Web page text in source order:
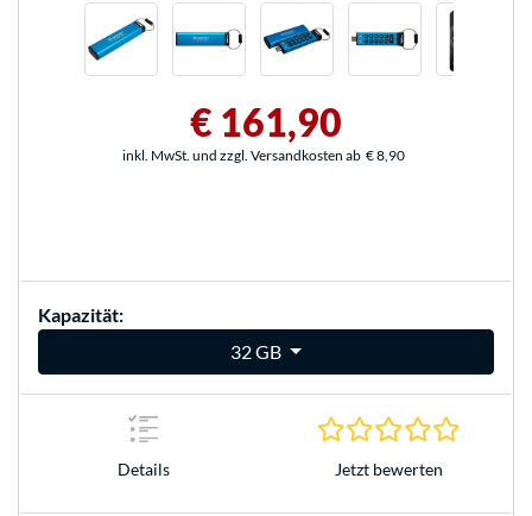
€ 161,90
inkl. MwSt. und zzgl. Versandkosten ab € 8,90
Kapazität:
32 GB
Details Jetzt bewerten